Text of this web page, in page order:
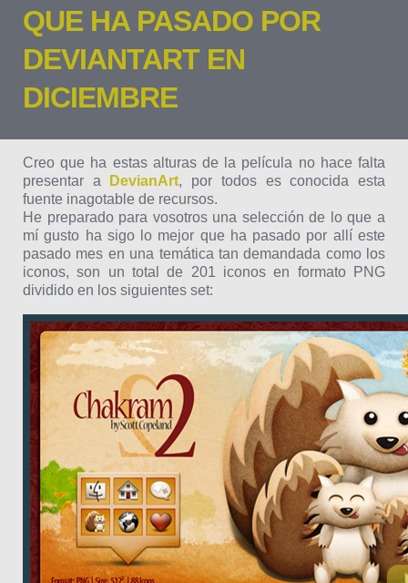
QUE HA PASADO POR
DEVIANTART EN
DICIEMBRE
Creo que ha estas alturas de la película no hace falta
presentar a
DevianArt, por todos es conocida esta
fuente inagotable de recursos.
He preparado para vosotros una selección de lo que a
mí gusto ha sigo lo mejor que ha pasado por allí este
pasado mes en una temática tan demandada como los
iconos, son un total de 201 iconos en formato PNG
dividido en los siguientes set: